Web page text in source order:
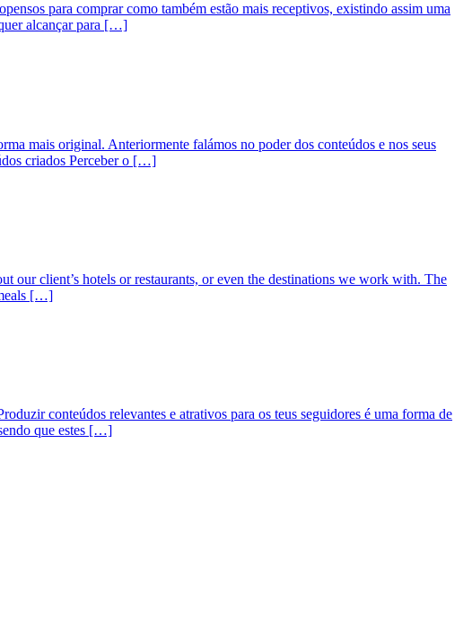
para comprar como também estão mais receptivos, existindo assim uma
alcançar para […]
mais original. Anteriormente falámos no poder dos conteúdos e nos seus
criados Perceber o […]
client’s hotels or restaurants, or even the destinations we work with. The
[…]
conteúdos relevantes e atrativos para os teus seguidores é uma forma de
que estes […]